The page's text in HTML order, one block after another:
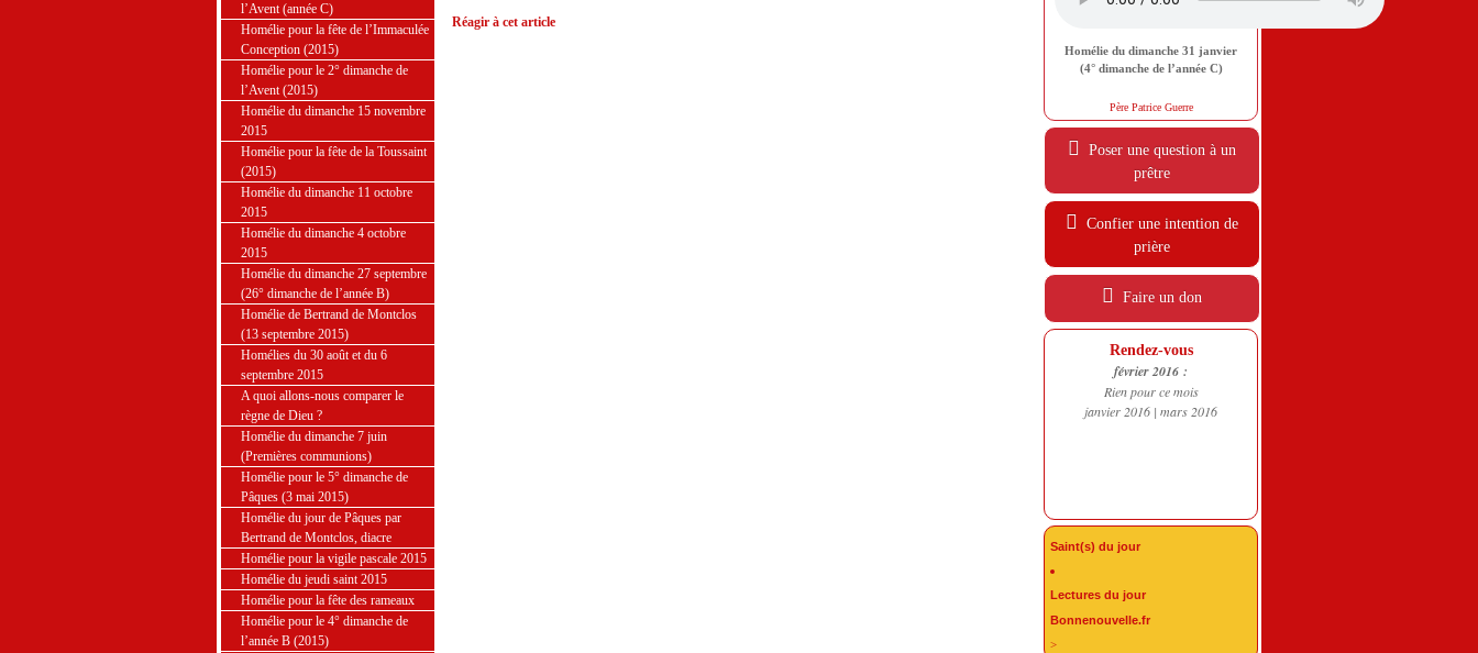
Réagir à cet article
l’Avent (année C)
Homélie pour la fête de l’Immaculée
Conception (2015)
Homélie pour le 2° dimanche de
l’Avent (2015)
Homélie du dimanche 15 novembre
2015
Homélie pour la fête de la Toussaint
(2015)
Homélie du dimanche 11 octobre
2015
Homélie du dimanche 4 octobre
2015
Homélie du dimanche 27 septembre
(26° dimanche de l’année B)
Homélie de Bertrand de Montclos
(13 septembre 2015)
Homélies du 30 août et du 6
septembre 2015
A quoi allons-nous comparer le
règne de Dieu ?
Homélie du dimanche 7 juin
(Premières communions)
Homélie pour le 5° dimanche de
Pâques (3 mai 2015)
Homélie du jour de Pâques par
Bertrand de Montclos, diacre
Homélie pour la vigile pascale 2015
Homélie du jeudi saint 2015
Homélie pour la fête des rameaux
Homélie pour le 4° dimanche de
l’année B (2015)
Homélie du dimanche 31 janvier
(4° dimanche de l’année C)
Père Patrice Guerre
Poser une question à un
prêtre
Confier une intention de
prière
Faire un don
Rendez-vous
février 2016 :
Rien pour ce mois
janvier 2016 | mars 2016
Saint(s) du jour
Lectures du jour
Bonnenouvelle.fr
>